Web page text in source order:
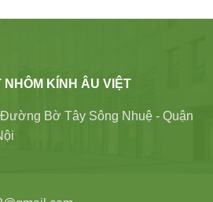
KÍNH ÂU VIỆT
Bờ Tây Sông Nhuệ - Quận